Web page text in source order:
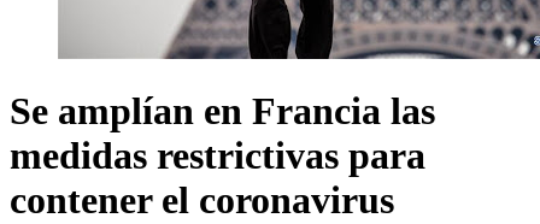
Se amplían en Francia las
medidas restrictivas para
contener el coronavirus